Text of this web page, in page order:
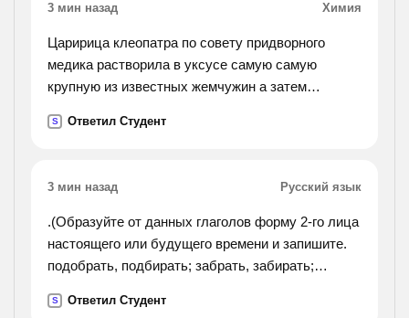
3 мин назад Химия
Царирица клеопатра по совету придворного
медика растворила в уксусе самую самую
крупную из известных жемчужин а затем
времени какую реакцию осуществила клеопатра
S Ответил Студент
3 мин назад Русский язык
.(Образуйте от данных глаголов форму 2-го лица
настоящего или будущего времени и запишите.
подобрать, подбирать; забрать, забирать;
отпирать; натереть, натирать. !).
S Ответил Студент